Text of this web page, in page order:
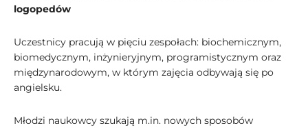
logopedów
Uczestnicy pracują w pięciu zespołach: biochemicznym,
biomedycznym, inżynieryjnym, programistycznym oraz
międzynarodowym, w którym zajęcia odbywają się po
angielsku.
Młodzi naukowcy szukają m.in. nowych sposobów